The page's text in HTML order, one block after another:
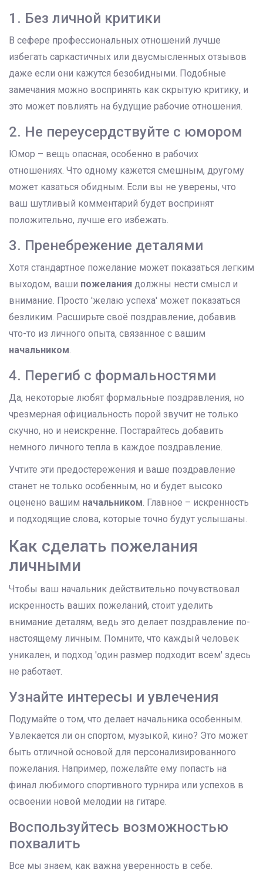
1. Без личной критики
В сефере профессиональных отношений лучше
избегать саркастичных или двусмысленных отзывов
даже если они кажутся безобидными. Подобные
замечания можно воспринять как скрытую критику, и
это может повлиять на будущие рабочие отношения.
2. Не переусердствуйте с юмором
Юмор – вещь опасная, особенно в рабочих
отношениях. Что одному кажется смешным, другому
может казаться обидным. Если вы не уверены, что
ваш шутливый комментарий будет воспринят
положительно, лучше его избежать.
3. Пренебрежение деталями
Хотя стандартное пожелание может показаться легким
выходом, ваши пожелания должны нести смысл и
внимание. Просто 'желаю успеха' может показаться
безликим. Расширьте своё поздравление, добавив
что-то из личного опыта, связанное с вашим
начальником.
4. Перегиб с формальностями
Да, некоторые любят формальные поздравления, но
чрезмерная официальность порой звучит не только
скучно, но и неискренне. Постарайтесь добавить
немного личного тепла в каждое поздравление.
Учтите эти предостережения и ваше поздравление
станет не только особенным, но и будет высоко
оценено вашим начальником. Главное – искренность
и подходящие слова, которые точно будут услышаны.
Как сделать пожелания
личными
Чтобы ваш начальник действительно почувствовал
искренность ваших пожеланий, стоит уделить
внимание деталям, ведь это делает поздравление по-
настоящему личным. Помните, что каждый человек
уникален, и подход 'один размер подходит всем' здесь
не работает.
Узнайте интересы и увлечения
Подумайте о том, что делает начальника особенным.
Увлекается ли он спортом, музыкой, кино? Это может
быть отличной основой для персонализированного
пожелания. Например, пожелайте ему попасть на
финал любимого спортивного турнира или успехов в
освоении новой мелодии на гитаре.
Воспользуйтесь возможностью
похвалить
Все мы знаем, как важна уверенность в себе.